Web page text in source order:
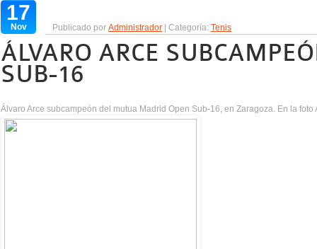
17
Nov Publicado por Administrador | Categoría: Tenis
ÁLVARO ARCE
SUB-16
Álvaro Arce subcampeón del mutua Madrid Open Sub-16, en Zaragoza. En la